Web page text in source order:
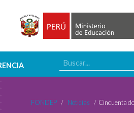
FONDEP / Noticias /